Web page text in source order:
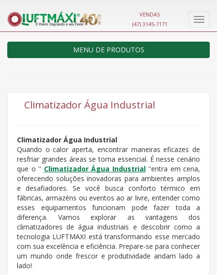
VENDAS
(47) 3145-7171
MENU DE PRODUTOS
Climatizador Água Industrial
Climatizador Água Industrial
Quando o calor aperta, encontrar maneiras eficazes de
resfriar grandes áreas se torna essencial. É nesse cenário
que o '' Climatizador Água Industrial''entra em cena,
oferecendo soluções inovadoras para ambientes amplos
e desafiadores. Se você busca conforto térmico em
fábricas, armazéns ou eventos ao ar livre, entender como
esses equipamentos funcionam pode fazer toda a
diferença. Vamos explorar as vantagens dos
climatizadores de água industriais e descobrir como a
tecnologia LUFTMAXI está transformando esse mercado
com sua excelência e eficiência. Prepare-se para conhecer
um mundo onde frescor e produtividade andam lado a
lado!